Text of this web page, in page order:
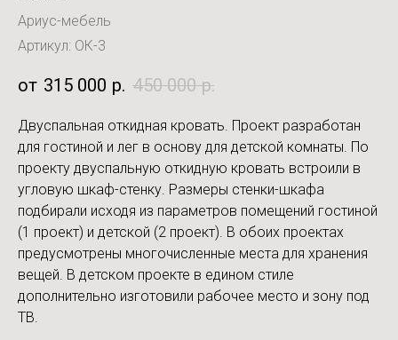
Ариус-мебель
Артикул: ОК-3
315 000 р. 450 000 р.
Двуспальная откидная кровать. Проект разработан
для гостиной и лег в основу для детской комнаты. По
проекту двуспальную откидную кровать встроили в
угловую шкаф-стенку. Размеры стенки-шкафа
подбирали исходя из параметров помещений гостиной
(1 проект) и детской (2 проект). В обоих проектах
предусмотрены многочисленные места для хранения
вещей. В детском проекте в едином стиле
дополнительно изготовили рабочее место и зону под
ТВ.